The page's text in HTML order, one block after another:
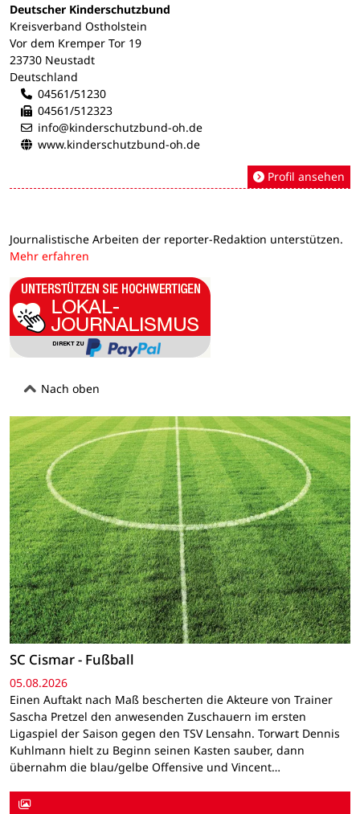
Deutscher Kinderschutzbund
Kreisverband Ostholstein
Vor dem Kremper Tor 19
23730 Neustadt
Deutschland
04561/51230
04561/512323
info@kinderschutzbund-oh.de
www.kinderschutzbund-oh.de
Profil ansehen
Journalistische Arbeiten der reporter-Redaktion unterstützen.
Mehr erfahren
Nach oben
SC Cismar - Fußball
05.08.2026
Einen Auftakt nach Maß bescherten die Akteure von Trainer
Sascha Pretzel den anwesenden Zuschauern im ersten
Ligaspiel der Saison gegen den TSV Lensahn. Torwart Dennis
Kuhlmann hielt zu Beginn seinen Kasten sauber, dann
übernahm die blau/gelbe Offensive und Vincent…